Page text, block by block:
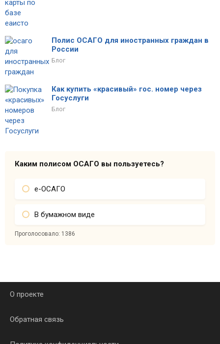
Полис ОСАГО для иностранных граждан в
России
Блог
Как купить «красивый» гос. номер через
Госуслуги
Блог
Каким полисом ОСАГО вы пользуетесь?
е-ОСАГО
В бумажном виде
Проголосовало: 1386
О проекте
Обратная связь